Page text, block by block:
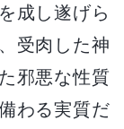
成し遂げら
受肉した神
邪悪な性質
わる実質だ